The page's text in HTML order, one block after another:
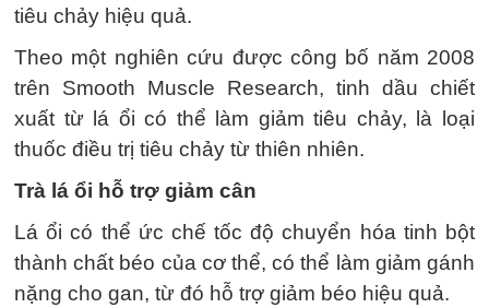
tiêu chảy hiệu quả.
Theo một nghiên cứu được công bố năm 2008
trên Smooth Muscle Research, tinh dầu chiết
xuất từ lá ổi có thể làm giảm tiêu chảy, là loại
thuốc điều trị tiêu chảy từ thiên nhiên.
Trà lá ổi hỗ trợ giảm cân
Lá ổi có thể ức chế tốc độ chuyển hóa tinh bột
thành chất béo của cơ thể, có thể làm giảm gánh
nặng cho gan, từ đó hỗ trợ giảm béo hiệu quả.